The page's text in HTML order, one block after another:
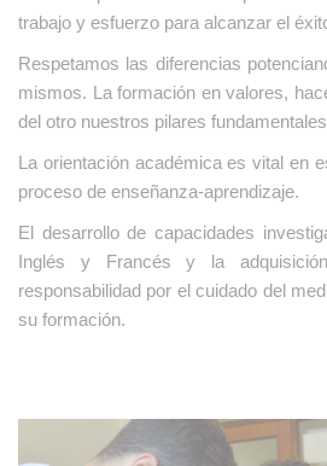
trabajo y esfuerzo para alcanzar el
Respetamos las diferencias
mismos.
La formación en valores,
del otro nuestros pilares
La orientación académica es vital en
proceso de enseñanza-aprendizaje.
El desarrollo de capacidades
Inglés y Francés y la
responsabilidad por el cuidado del
su formación.